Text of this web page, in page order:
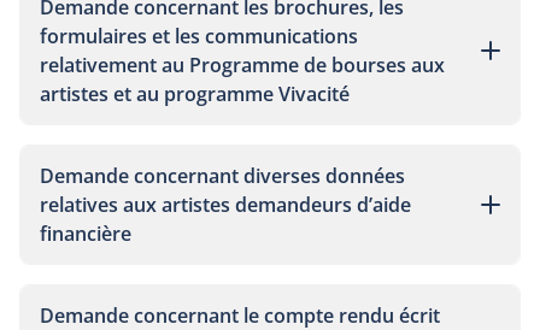
Demande concernant les brochures, les
formulaires et les communications
relativement au Programme de bourses aux
artistes et au programme Vivacité
Demande concernant diverses données
relatives aux artistes demandeurs d’aide
financière
Demande concernant le compte rendu écrit